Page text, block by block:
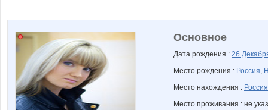
Основное
Дата рождения : 26
Место рождения : Россия,
Место нахождения : Россия
Место проживания : не